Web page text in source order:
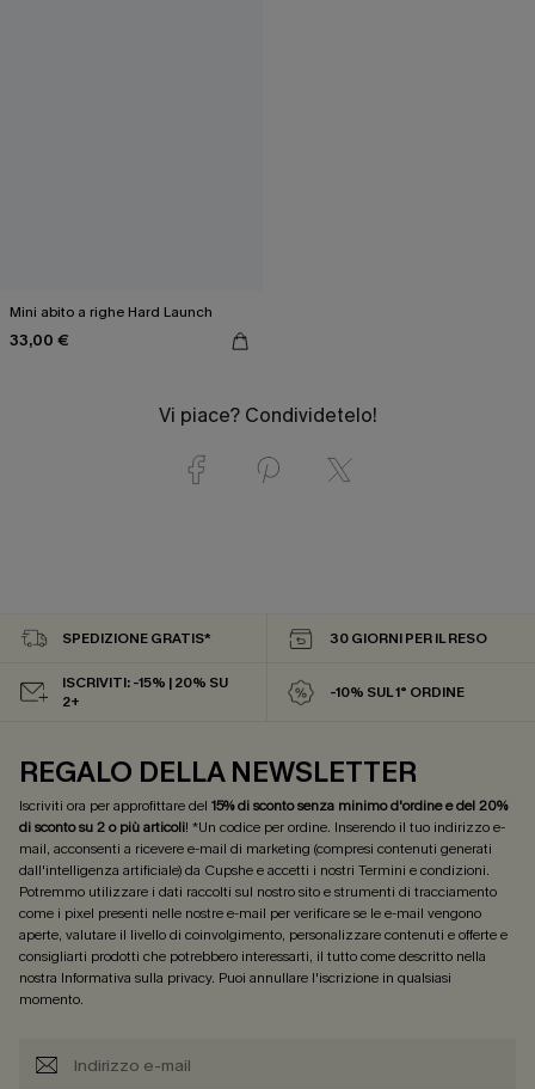
Mini abito a righe Hard Launch
33,00 €
Vi piace? Condividetelo!
SPEDIZIONE GRATIS* 30 GIORNI PER IL RESO
ISCRIVITI: -15% | 20% SU
2+
-10% SUL 1° ORDINE
REGALO DELLA NEWSLETTER
Iscriviti ora per approfittare del 15% di sconto senza minimo d'ordine e del 20%
di sconto su 2 o più articoli! *Un codice per ordine. Inserendo il tuo indirizzo e-
mail, acconsenti a ricevere e-mail di marketing (compresi contenuti generati
dall'intelligenza artificiale) da Cupshe e accetti i nostri Termini e condizioni.
Potremmo utilizzare i dati raccolti sul nostro sito e strumenti di tracciamento
come i pixel presenti nelle nostre e-mail per verificare se le e-mail vengono
aperte, valutare il livello di coinvolgimento, personalizzare contenuti e offerte e
consigliarti prodotti che potrebbero interessarti, il tutto come descritto nella
nostra Informativa sulla privacy. Puoi annullare l'iscrizione in qualsiasi
momento.